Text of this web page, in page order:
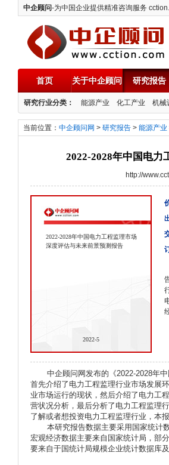
中企顾问-为中国企业提供精准咨询服务
中企顾问
首页 关于中企顾问 研究报告
研究行业分类： 能源产业 化工产业 机械
当前位置： 中企顾问网 > 研究报告 > 能源产业
2022-2028年中国电力
http://
2022-2028年中国电力工程监理市场
深度评估与未来前景预测报告
2022-5
中企顾问网发布的《2022-2028年
首先介绍了电力工程监理行业市场发展
业市场运行的现状，然后介绍了电力工
营状况分析，最后分析了电力工程监理
了解或者想投资电力工程监理行业，本
本研究报告数据主要采用国家统计
宏观经济数据主要来自国家统计局，部
要来自于国统计局规模企业统计数据库